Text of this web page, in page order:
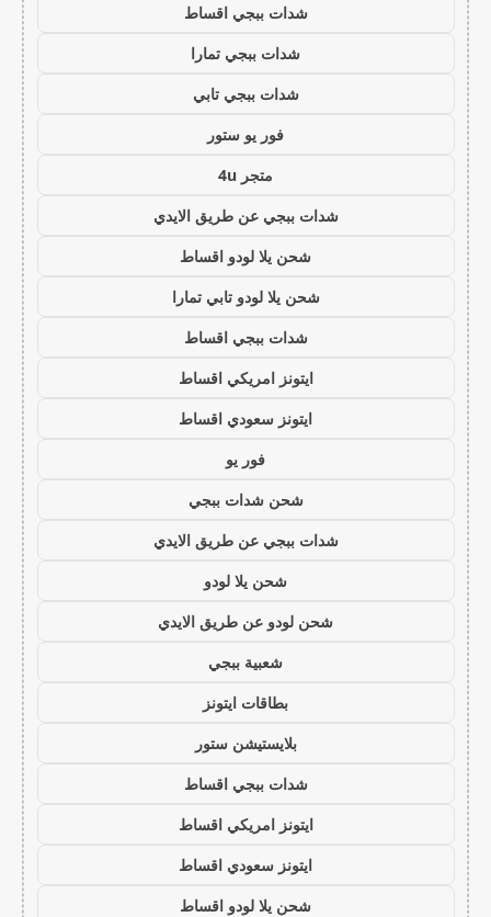
شدات ببجي اقساط
شدات ببجي تمارا
شدات ببجي تابي
فور يو ستور
متجر 4u
شدات ببجي عن طريق الايدي
شحن يلا لودو اقساط
شحن يلا لودو تابي تمارا
شدات ببجي اقساط
ايتونز امريكي اقساط
ايتونز سعودي اقساط
فور يو
شحن شدات ببجي
شدات ببجي عن طريق الايدي
شحن يلا لودو
شحن لودو عن طريق الايدي
شعبية ببجي
بطاقات ايتونز
بلايستيشن ستور
شدات ببجي اقساط
ايتونز امريكي اقساط
ايتونز سعودي اقساط
شحن يلا لودو اقساط